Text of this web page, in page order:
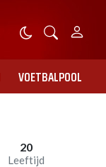
VOETBALPOOL
20
Leeftijd